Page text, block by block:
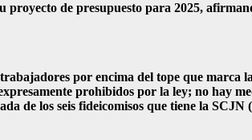
de presupuesto para 2025,
por encima del tope que
prohibidos por la ley; no hay
de los seis fideicomisos que tiene la SCJN